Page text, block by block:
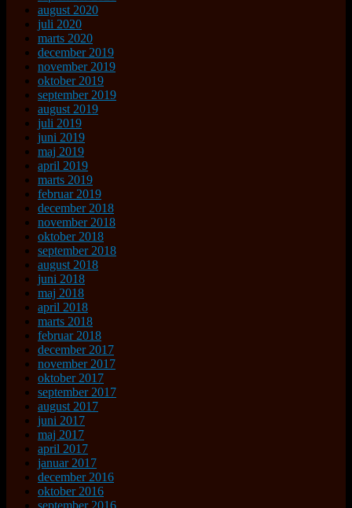
august 2020
juli 2020
marts 2020
december 2019
november 2019
oktober 2019
september 2019
august 2019
juli 2019
juni 2019
maj 2019
april 2019
marts 2019
februar 2019
december 2018
november 2018
oktober 2018
september 2018
august 2018
juni 2018
maj 2018
april 2018
marts 2018
februar 2018
december 2017
november 2017
oktober 2017
september 2017
august 2017
juni 2017
maj 2017
april 2017
januar 2017
december 2016
oktober 2016